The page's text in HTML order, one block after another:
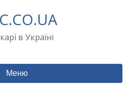
в Україні
Меню